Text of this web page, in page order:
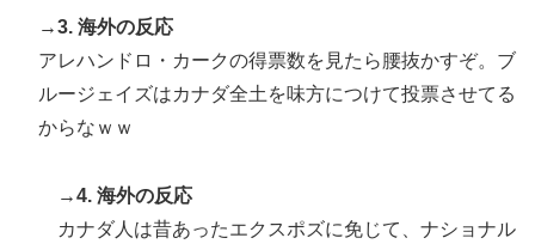
→3. 海外の反応
アレハンドロ・カークの得票数を見たら腰抜かすぞ。ブ
ルージェイズはカナダ全土を味方につけて投票させてる
からなｗｗ
→4. 海外の反応
カナダ人は昔あったエクスポズに免じて、ナショナル